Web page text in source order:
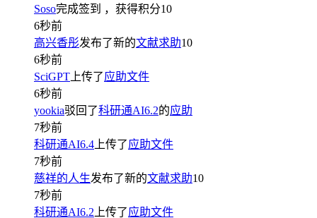
Soso完成签到 ，获得积分10
6秒前
高兴香彤发布了新的文献求助10
6秒前
SciGPT 上传了应助文件
6秒前
yookia驳回了科研通AI6.2的应助
7秒前
科研通AI6.4 上传了应助文件
7秒前
慈祥的人生发布了新的文献求助10
7秒前
科研通AI6.2 上传了应助文件